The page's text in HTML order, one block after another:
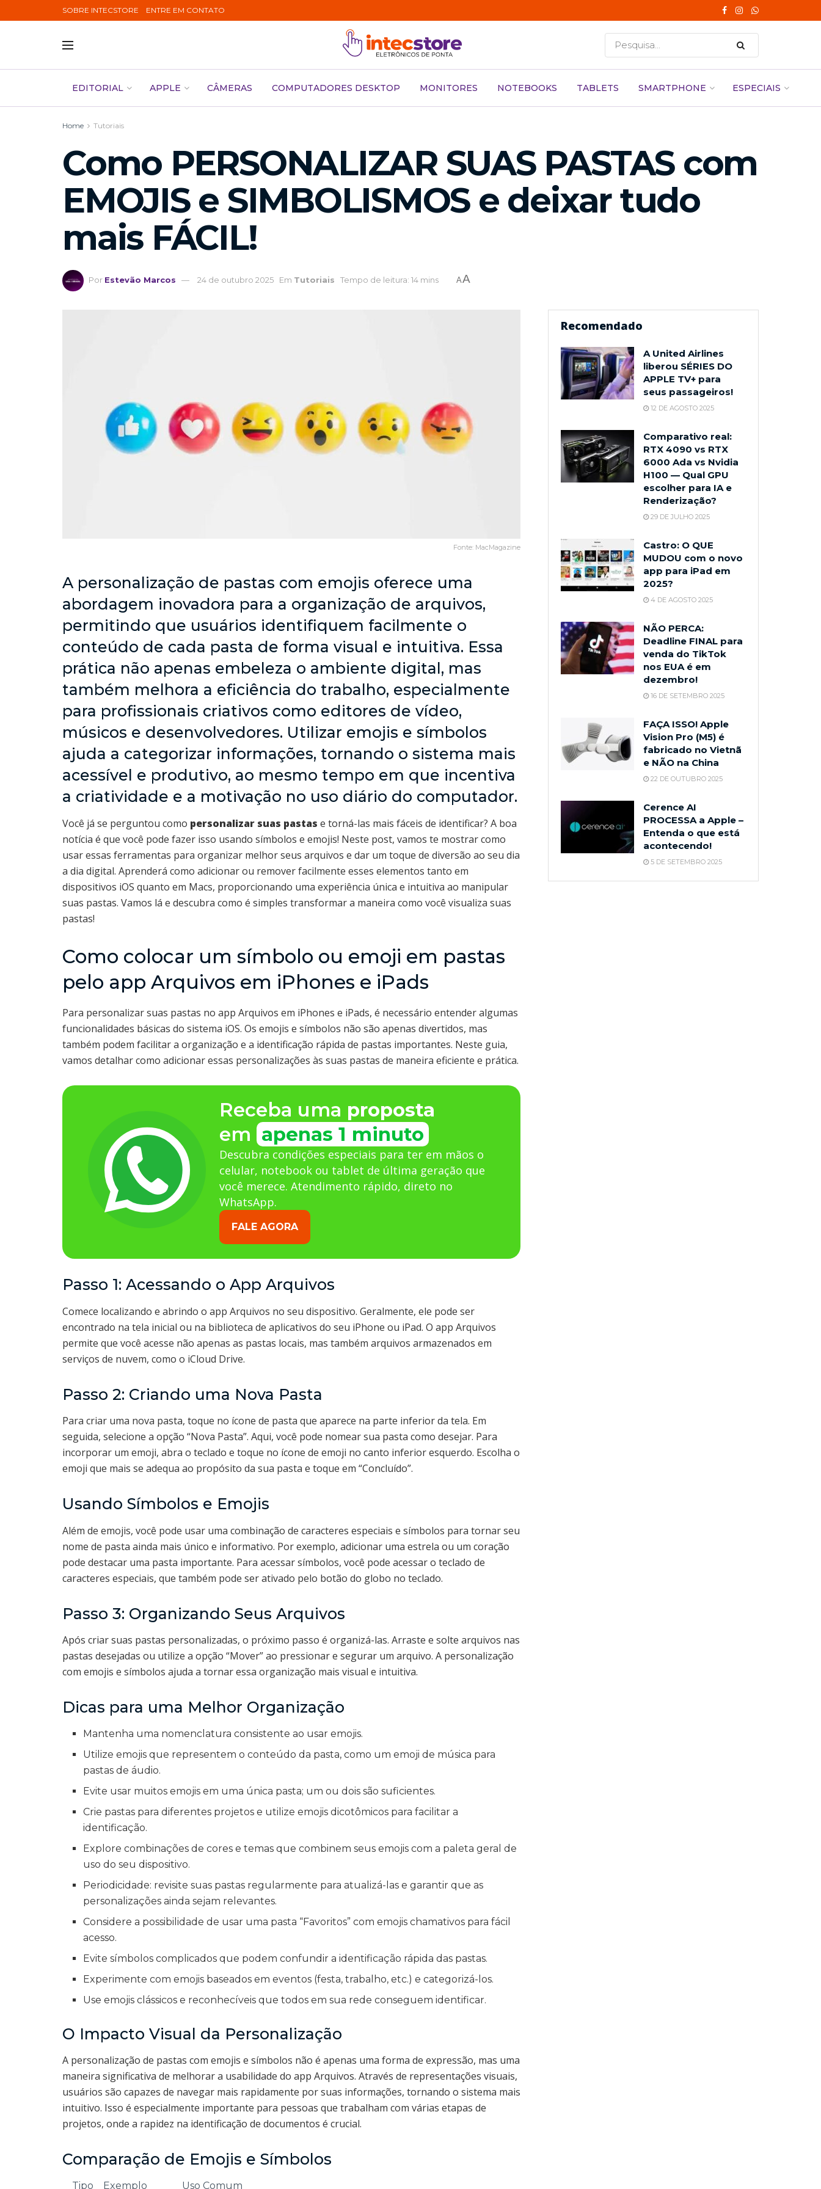
SOBRE INTECSTORE ENTRE EM CONTATO
EDITORIAL APPLE CÂMERAS COMPUTADORES DESKTOP MONITORES NOTEBOOKS TABLETS SMARTPHONE ESPECIAIS
Home Tutoriais
Como PERSONALIZAR SUAS PASTAS com
EMOJIS e SIMBOLISMOS e deixar tudo
mais FÁCIL!
Por Estevão Marcos 24 de outubro 2025 Em Tutoriais Tempo de leitura: 14 mins AA
Fonte: MacMagazine
A personalização de pastas com emojis oferece uma
abordagem inovadora para a organização de arquivos,
permitindo que usuários identifiquem facilmente o
conteúdo de cada pasta de forma visual e intuitiva. Essa
prática não apenas embeleza o ambiente digital, mas
também melhora a eficiência do trabalho, especialmente
para profissionais criativos como editores de vídeo,
músicos e desenvolvedores. Utilizar emojis e símbolos
ajuda a categorizar informações, tornando o sistema mais
acessível e produtivo, ao mesmo tempo em que incentiva
a criatividade e a motivação no uso diário do computador.
Você já se perguntou como personalizar suas pastas e torná-las mais fáceis de identificar? A boa
notícia é que você pode fazer isso usando símbolos e emojis! Neste post, vamos te mostrar como
usar essas ferramentas para organizar melhor seus arquivos e dar um toque de diversão ao seu dia
a dia digital. Aprenderá como adicionar ou remover facilmente esses elementos tanto em
dispositivos iOS quanto em Macs, proporcionando uma experiência única e intuitiva ao manipular
suas pastas. Vamos lá e descubra como é simples transformar a maneira como você visualiza suas
pastas!
Como colocar um símbolo ou emoji em pastas
pelo app Arquivos em iPhones e iPads
Para personalizar suas pastas no app Arquivos em iPhones e iPads, é necessário entender algumas
funcionalidades básicas do sistema iOS. Os emojis e símbolos não são apenas divertidos, mas
também podem facilitar a organização e a identificação rápida de pastas importantes. Neste guia,
vamos detalhar como adicionar essas personalizações às suas pastas de maneira eficiente e prática.
Receba uma proposta
em apenas 1 minuto
Descubra condições especiais para ter em mãos o
celular, notebook ou tablet de última geração que
você merece. Atendimento rápido, direto no
WhatsApp.
FALE AGORA
Passo 1: Acessando o App Arquivos
Comece localizando e abrindo o app Arquivos no seu dispositivo. Geralmente, ele pode ser
encontrado na tela inicial ou na biblioteca de aplicativos do seu iPhone ou iPad. O app Arquivos
permite que você acesse não apenas as pastas locais, mas também arquivos armazenados em
serviços de nuvem, como o iCloud Drive.
Passo 2: Criando uma Nova Pasta
Para criar uma nova pasta, toque no ícone de pasta que aparece na parte inferior da tela. Em
seguida, selecione a opção “Nova Pasta”. Aqui, você pode nomear sua pasta como desejar. Para
incorporar um emoji, abra o teclado e toque no ícone de emoji no canto inferior esquerdo. Escolha o
emoji que mais se adequa ao propósito da sua pasta e toque em “Concluído”.
Usando Símbolos e Emojis
Além de emojis, você pode usar uma combinação de caracteres especiais e símbolos para tornar seu
nome de pasta ainda mais único e informativo. Por exemplo, adicionar uma estrela ou um coração
pode destacar uma pasta importante. Para acessar símbolos, você pode acessar o teclado de
caracteres especiais, que também pode ser ativado pelo botão do globo no teclado.
Passo 3: Organizando Seus Arquivos
Após criar suas pastas personalizadas, o próximo passo é organizá-las. Arraste e solte arquivos nas
pastas desejadas ou utilize a opção “Mover” ao pressionar e segurar um arquivo. A personalização
com emojis e símbolos ajuda a tornar essa organização mais visual e intuitiva.
Dicas para uma Melhor Organização
Mantenha uma nomenclatura consistente ao usar emojis.
Utilize emojis que representem o conteúdo da pasta, como um emoji de música para
pastas de áudio.
Evite usar muitos emojis em uma única pasta; um ou dois são suficientes.
Crie pastas para diferentes projetos e utilize emojis dicotômicos para facilitar a
identificação.
Explore combinações de cores e temas que combinem seus emojis com a paleta geral de
uso do seu dispositivo.
Periodicidade: revisite suas pastas regularmente para atualizá-las e garantir que as
personalizações ainda sejam relevantes.
Considere a possibilidade de usar uma pasta “Favoritos” com emojis chamativos para fácil
acesso.
Evite símbolos complicados que podem confundir a identificação rápida das pastas.
Experimente com emojis baseados em eventos (festa, trabalho, etc.) e categorizá-los.
Use emojis clássicos e reconhecíveis que todos em sua rede conseguem identificar.
O Impacto Visual da Personalização
A personalização de pastas com emojis e símbolos não é apenas uma forma de expressão, mas uma
maneira significativa de melhorar a usabilidade do app Arquivos. Através de representações visuais,
usuários são capazes de navegar mais rapidamente por suas informações, tornando o sistema mais
intuitivo. Isso é especialmente importante para pessoas que trabalham com várias etapas de
projetos, onde a rapidez na identificação de documentos é crucial.
Comparação de Emojis e Símbolos
Tipo Exemplo Uso Comum
Recomendado
A United Airlines
liberou SÉRIES DO
APPLE TV+ para
seus passageiros!
12 DE AGOSTO 2025
Comparativo real:
RTX 4090 vs RTX
6000 Ada vs Nvidia
H100 — Qual GPU
escolher para IA e
Renderização?
29 DE JULHO 2025
Castro: O QUE
MUDOU com o novo
app para iPad em
2025?
4 DE AGOSTO 2025
NÃO PERCA:
Deadline FINAL para
venda do TikTok
nos EUA é em
dezembro!
16 DE SETEMBRO 2025
FAÇA ISSO! Apple
Vision Pro (M5) é
fabricado no Vietnã
e NÃO na China
22 DE OUTUBRO 2025
Cerence AI
PROCESSA a Apple –
Entenda o que está
acontecendo!
5 DE SETEMBRO 2025